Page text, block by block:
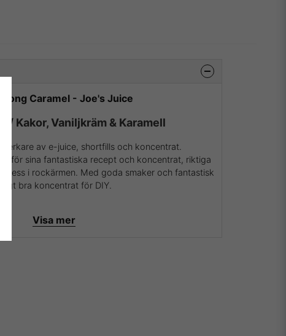
Kong Caramel - Joe's Juice
/ Kakor, Vaniljkräm & Karamell
av e-juice, shortfills och koncentrat.
för sina fantastiska recept och koncentrat, riktiga
ess i rockärmen. Med goda smaker och fantastisk
bra koncentrat för DIY.
i 100% PG.
Visa mer